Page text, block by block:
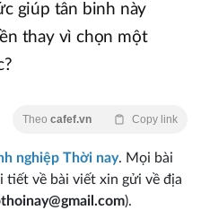
giúp tân binh này
thay vì chọn một
Theo cafef.vn Copy link
nghiệp Thời nay. Mọi bài
về bài viết xin gửi về địa
).